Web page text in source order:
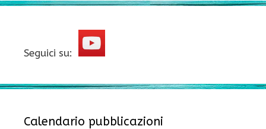
Seguici su:
Calendario pubblicazioni